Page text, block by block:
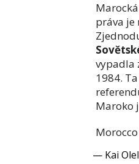
práva je
vypadla
1984.
Maroko
— Kai